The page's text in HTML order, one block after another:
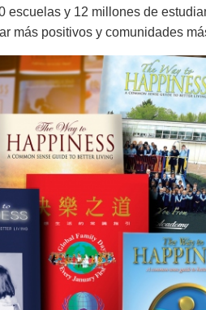
escuelas y 12 millones de
más positivos y comunidades